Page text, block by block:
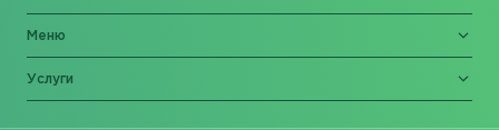
Меню
Услуги